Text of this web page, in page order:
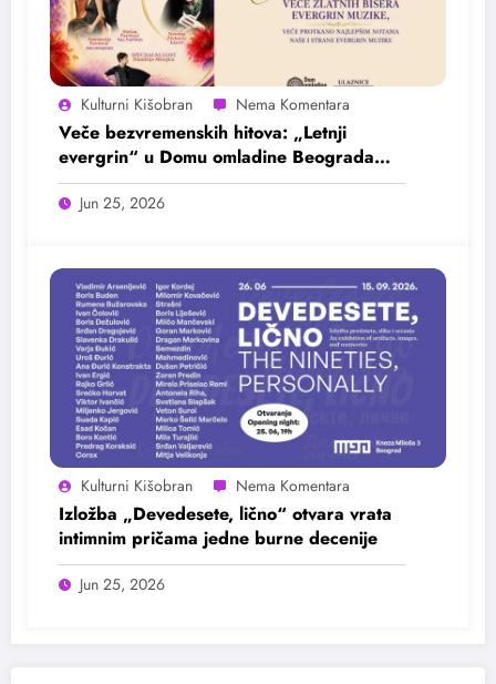
Kulturni Kišobran
Veče bezvremenskih hitova: „Letnji
evergrin“ u Domu omladine Beograda
25. juna
Jun 25, 2026
Kulturni Kišobran
Izložba „Devedesete, lično“ otvara vrata
intimnim pričama jedne burne decenije
Jun 25, 2026